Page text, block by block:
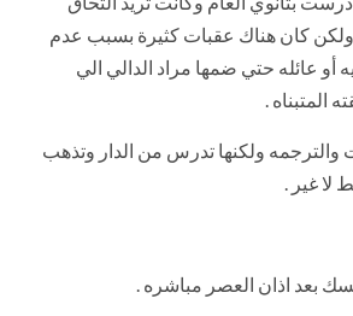
ولكن كان هناك عقبات كثيرة بسبب عدم
أو عائله حتي ضمها مراد الدالي الي
.
والترجمه ولكنها تدرس من الدار وتذهب
غير .
بعد اذان العصر مباشره .